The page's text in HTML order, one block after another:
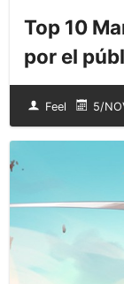
Top 10
por el
Feel 5/